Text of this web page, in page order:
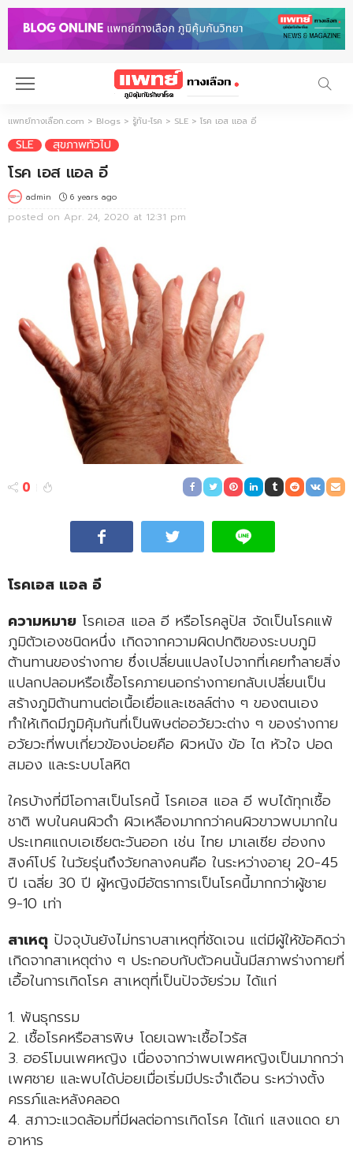
แพทย์ทางเลือก.com > Blogs > รู้ทัน-โรค > SLE > โรค เอส แอล อี
SLE สุขภาพทั่วไป
โรค เอส แอล อี
admin 6 years ago
posted on Apr. 24, 2020 at 12:31 pm
0
โรคเอส แอล อี
ความหมาย โรคเอส แอล อี หรือโรคลูปัส จัดเป็นโรคแพ้
ภูมิตัวเองชนิดหนึ่ง เกิดจากความผิดปกติของระบบภูมิ
ต้านทานของร่างกาย ซึ่งเปลี่ยนแปลงไปจากที่เคยทำลายสิ่ง
แปลกปลอมหรือเชื้อโรคภายนอกร่างกายกลับเปลี่ยนเป็น
สร้างภูมิต้านทานต่อเนื้อเยื่อและเซลล์ต่าง ๆ ของตนเอง
ทำให้เกิดมีภูมิคุ้มกันที่เป็นพิษต่ออวัยวะต่าง ๆ ของร่างกาย
อวัยวะที่พบเกี่ยวข้องบ่อยคือ ผิวหนัง ข้อ ไต หัวใจ ปอด
สมอง และระบบโลหิต
ใครบ้างที่มีโอกาสเป็นโรคนี้ โรคเอส แอล อี พบได้ทุกเชื้อ
ชาติ พบในคนผิวดำ ผิวเหลืองมากกว่าคนผิวขาวพบมากใน
ประเทศแถบเอเซียตะวันออก เช่น ไทย มาเลเซีย ฮ่องกง
สิงค์โปร์ ในวัยรุ่นถึงวัยกลางคนคือ ในระหว่างอายุ 20-45
ปี เฉลี่ย 30 ปี ผู้หญิงมีอัตราการเป็นโรคนี้มากกว่าผู้ชาย
9-10 เท่า
สาเหตุ ปัจจุบันยังไม่ทราบสาเหตุที่ชัดเจน แต่มีผู้ให้ข้อคิดว่า
เกิดจากสาเหตุต่าง ๆ ประกอบกับตัวคนนั้นมีสภาพร่างกายที่
เอื้อในการเกิดโรค สาเหตุที่เป็นปัจจัยร่วม ได้แก่
1. พันธุกรรม
2. เชื้อโรคหรือสารพิษ โดยเฉพาะเชื้อไวรัส
3. ฮอร์โมนเพศหญิง เนื่องจากว่าพบเพศหญิงเป็นมากกว่า
เพศชาย และพบได้บ่อยเมื่อเริ่มมีประจำเดือน ระหว่างตั้ง
ครรภ์และหลังคลอด
4. สภาวะแวดล้อมที่มีผลต่อการเกิดโรค ได้แก่ แสงแดด ยา
อาหาร